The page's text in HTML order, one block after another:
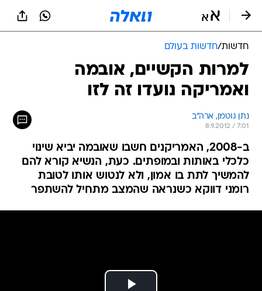
חדשות/חדשות בעולם
למרות הקשיים, אובמה
ואמריקה נועדו זה לזו
נתן גוטמן, ארה"ב
8.9.2012 / 7:01
ב-2008, האמריקנים חשבו שאובמה יביא שינוי
כלכלי באותות ובמופתים. כעת, הנשיא קורא להם
להמשיך לתת בו אמון, ולא לנטוש אותו לטובת
רומני דווקא כשנראה שהמצב מתחיל להשתפר